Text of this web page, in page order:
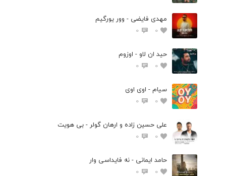
مهدی فایضی - وور یورگیم
0
0
حید ان لاو - اوزوم
0
0
سیام - اوی اوی
0
0
علی حسین زاده و ارهان گولر - بی هویت
0
0
حامد ایمانی - نه فایداسی وار
0
0